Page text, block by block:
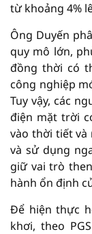
từ khoảng 4%
Ông Duyến
quy mô lớn,
đồng thời có
công nghiệp
Tuy vậy, các
điện mặt trời
vào thời tiết và
và sử dụng
giữ vai trò
hành ổn định
Để hiện thực
khơi, theo